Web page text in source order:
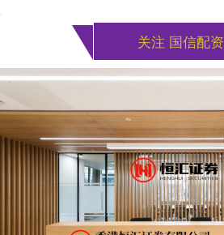
关注 国信配资